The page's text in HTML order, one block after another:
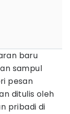
baru
sampul
pesan
ditulis oleh
pribadi di